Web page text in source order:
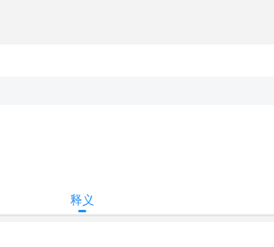
释义